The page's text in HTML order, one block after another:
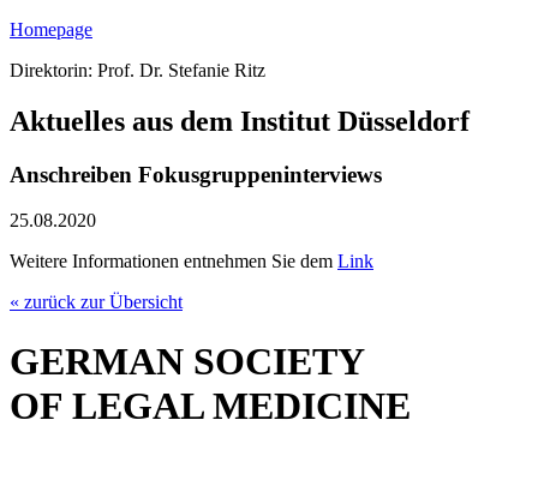
Homepage
Direktorin: Prof. Dr. Stefanie Ritz
Aktuelles aus dem Institut Düsseldorf
Anschreiben Fokusgruppeninterviews
25.08.2020
Weitere Informationen entnehmen Sie dem Link
« zurück zur Übersicht
GERMAN SOCIETY
OF LEGAL MEDICINE